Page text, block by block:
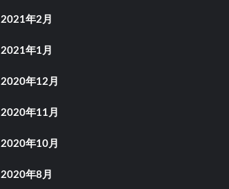
2021年2月
2021年1月
2020年12月
2020年11月
2020年10月
2020年8月